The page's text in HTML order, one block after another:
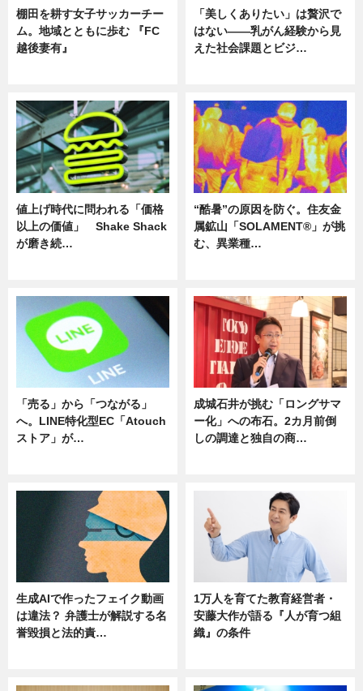
棚田を耕す女子サッカーチー
ム。地域とともに歩む 『FC
越後妻有』
「美しくありたい」は贅沢で
はない――乳がん経験から見
えた社会課題とビジ…
値上げ時代に問われる「価格
以上の価値」 Shake Shack
が磨き続…
“酷暑”の原因を防ぐ。住友金
属鉱山「SOLAMENT®」が挑
む、異業種…
「売る」から「つながる」
へ。LINE特化型EC「Atouch
ストア」が…
成城石井が挑む「ロングサマ
ー化」への布石。2カ月前倒
しの調達と独自の商…
生成AIで作ったフェイク動画
は違法？ 弁護士が解説する名
誉毀損と法的責…
1万人を育てた教育経営者・
安藤大作が語る『人が育つ組
織』の条件